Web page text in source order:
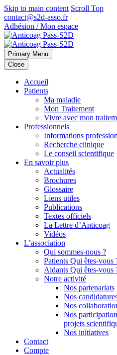
Skip to main content Scroll Top
contact@s2d-asso.fr
Adhésion / Mon espace
Primary Menu
Close
Accueil
Patients
Ma maladie
Mon Traitement
Vivre avec mon
Professionnels
Informations
Recherche clinique
Le conseil scientifique
En savoir plus
Actualités
Brochures
Glossaire
Liens utiles
Publications
Textes officiels
La Lettre d’Anticoag
Vidéos
L’association
Qui sommes-nous ?
Patients Qui êtes-vous
Aidants Qui êtes-vous
Notre activité
Nos partenariats
Nos
Nos
Nos
projets
Nos initiatives
Contact
Compte